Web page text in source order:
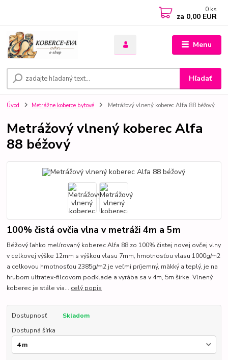
Menu
Hľadať
0 ks
za 0,00 EUR
Úvod Metrážne koberce bytové Metrážový vlnený koberec Alfa 88 béžový
Metrážový vlnený koberec Alfa
88 béžový
100% čistá ovčia vlna v metráži 4m a 5m
Béžový ľahko melírovaný koberec Alfa 88 zo 100% čistej novej ovčej vlny
v celkovej výške 12mm s výškou vlasu 7mm, hmotnosťou vlasu 1000g/m2
a celkovou hmotnosťou 2385g/m2 je veľmi príjemný, mäkký a teplý, je na
hrubom ultratex-filcovom podklade a vyrába sa v 4m, 5m šírke. Vlnený
koberec je stále via... celý popis
Dostupnosť
Skladom
Dostupná šírka